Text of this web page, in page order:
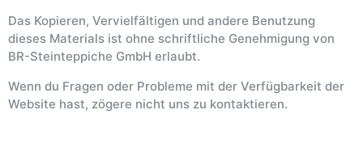
Das Kopieren, Vervielfältigen und andere Benutzung
dieses Materials ist ohne schriftliche Genehmigung von
BR-Steinteppiche GmbH erlaubt.
Wenn du Fragen oder Probleme mit der Verfügbarkeit der
Website hast, zögere nicht uns zu kontaktieren.